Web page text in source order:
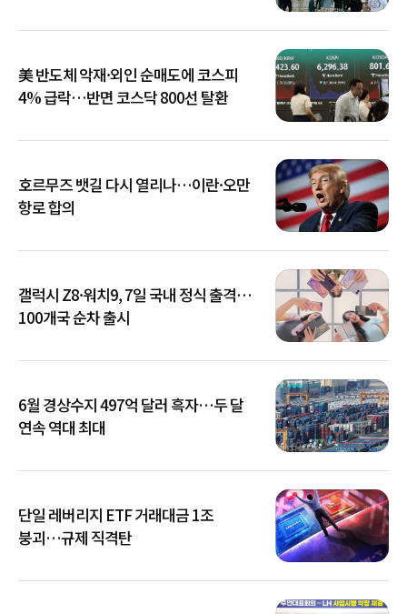
美 반도체 악재·외인 순매도에 코스피
4% 급락…반면 코스닥 800선 탈환
호르무즈 뱃길 다시 열리나…이란·오만
항로 합의
갤럭시 Z8·워치9, 7일 국내 정식 출격…
100개국 순차 출시
6월 경상수지 497억 달러 흑자…두 달
연속 역대 최대
단일 레버리지 ETF 거래대금 1조
붕괴…규제 직격탄